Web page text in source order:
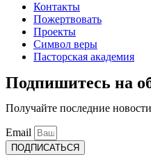
Контакты
Пожертвовать
Проекты
Символ веры
Пасторская академия
Подпишитесь на
Получайте последние
Email
ПОДПИСАТЬСЯ